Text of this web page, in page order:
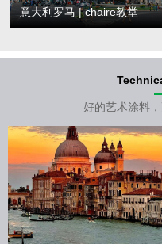
意大利罗马 | chaire教堂
好的艺术涂料